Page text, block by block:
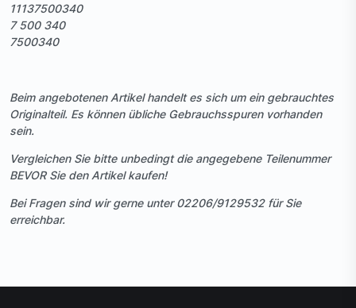
11137500340
7 500 340
7500340
Beim angebotenen Artikel handelt es sich um ein gebrauchtes
Originalteil. Es können übliche Gebrauchsspuren vorhanden
sein.
Vergleichen Sie bitte unbedingt die angegebene Teilenummer
BEVOR Sie den Artikel kaufen!
Bei Fragen sind wir gerne unter 02206/9129532 für Sie
erreichbar.